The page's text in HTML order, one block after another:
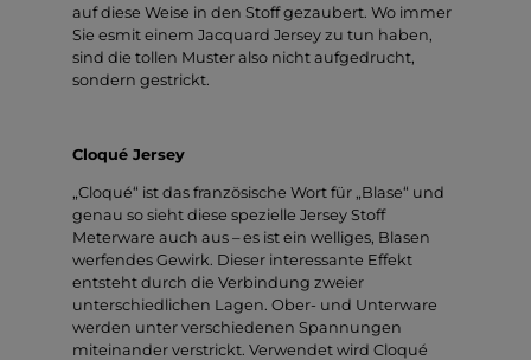
auf diese Weise in den Stoff gezaubert. Wo immer
Sie esmit einem Jacquard Jersey zu tun haben,
sind die tollen Muster also nicht aufgedrucht,
sondern gestrickt.
Cloqué Jersey
„Cloqué“ ist das französische Wort für „Blase“ und
genau so sieht diese spezielle Jersey Stoff
Meterware auch aus – es ist ein welliges, Blasen
werfendes Gewirk. Dieser interessante Effekt
entsteht durch die Verbindung zweier
unterschiedlichen Lagen. Ober- und Unterware
werden unter verschiedenen Spannungen
miteinander verstrickt. Verwendet wird Cloqué